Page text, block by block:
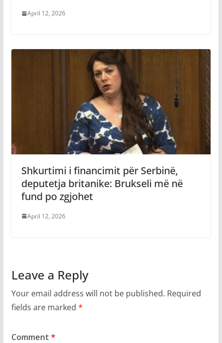
April 12, 2026
Shkurtimi i financimit për Serbinë,
deputetja britanike: Brukseli më në
fund po zgjohet
April 12, 2026
Leave a Reply
Your email address will not be published. Required
fields are marked *
Comment *